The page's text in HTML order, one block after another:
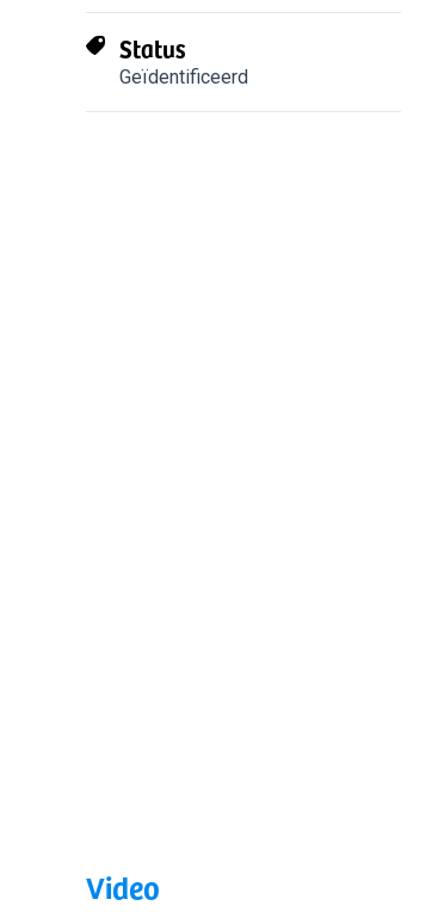
Status
Geïdentificeerd
Video